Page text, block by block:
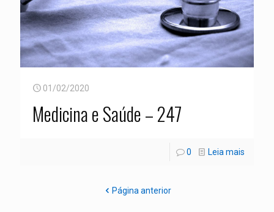
01/02/2020
Medicina e Saúde – 247
0 Leia mais
Página anterior